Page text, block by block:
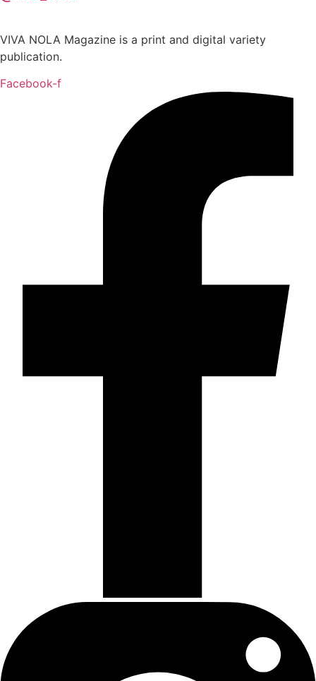
VIVA NOLA Magazine is a print and digital variety
publication.
Facebook-f